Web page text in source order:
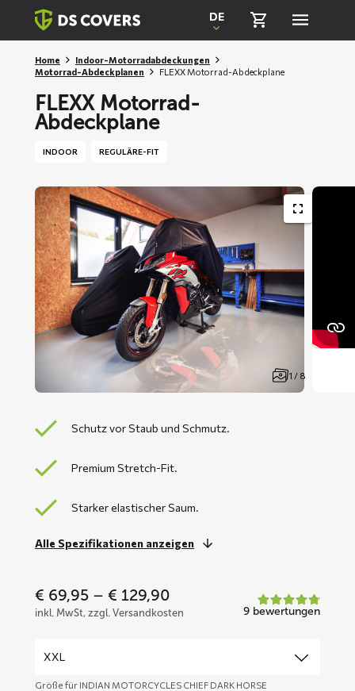
Skiplinks
DE
Home
Indoor-Motorradabdeckungen
Motorrad-Abdeckplanen
FLEXX Motorrad-Abdeckplane
FLEXX Motorrad-
Abdeckplane
INDOOR REGULÄRE-FIT
1 / 8
Schutz vor Staub und Schmutz.
Premium Stretch-Fit.
Starker elastischer Saum.
Alle Spezifikationen anzeigen
€ 69,95 – € 129,90
range:
inkl. MwSt, zzgl. Versandkosten 9 bewertungen
Größe für INDIAN MOTORCYCLES CHIEF DARK HORSE